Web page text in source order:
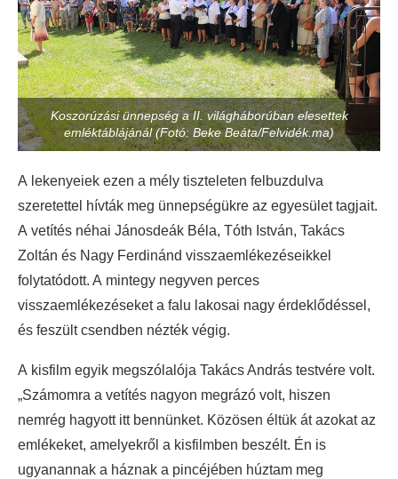
Koszorúzási ünnepség a II. világháborúban elesettek
emléktáblájánál (Fotó: Beke Beáta/Felvidék.ma)
A lekenyeiek ezen a mély tiszteleten felbuzdulva
szeretettel hívták meg ünnepségükre az egyesület tagjait.
A vetítés néhai Jánosdeák Béla, Tóth István, Takács
Zoltán és Nagy Ferdinánd visszaemlékezéseikkel
folytatódott. A mintegy negyven perces
visszaemlékezéseket a falu lakosai nagy érdeklődéssel,
és feszült csendben nézték végig.
A kisfilm egyik megszólalója Takács András testvére volt.
„Számomra a vetítés nagyon megrázó volt, hiszen
nemrég hagyott itt bennünket. Közösen éltük át azokat az
emlékeket, amelyekről a kisfilmben beszélt. Én is
ugyanannak a háznak a pincéjében húztam meg